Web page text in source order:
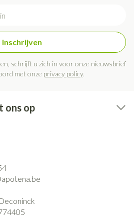
Inschrijven
schrijft u zich in voor onze nieuwsbrief
met onze privacy policy.
ons op
apotena.be